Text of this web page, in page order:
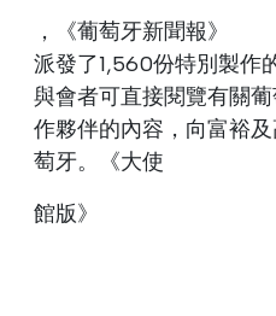
，《葡萄牙新聞報》
派發了1,560份特別製作
與會者可直接閱覽有關
作夥伴的內容，向富裕
萄牙。《大使
館版》